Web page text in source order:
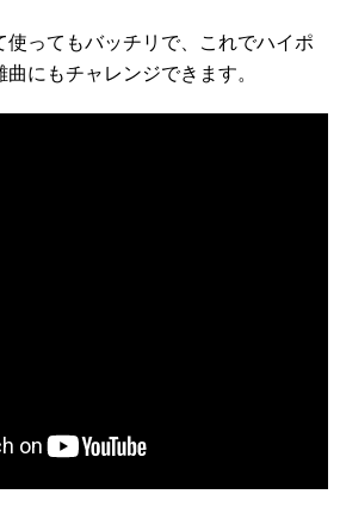
使ってもバッチリで、これでハイポ
にもチャレンジできます。